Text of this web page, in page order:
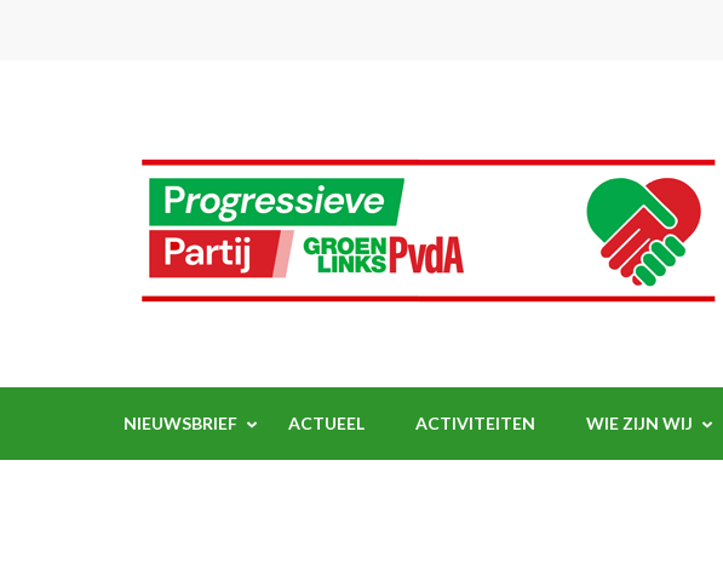
NIEUWSBRIEF ACTUEEL ACTIVITEITEN WIE ZIJN WIJ